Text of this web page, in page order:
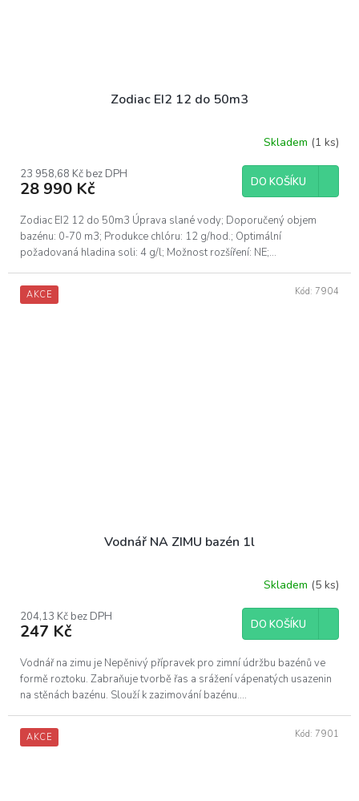
Zodiac EI2 12 do 50m3
Skladem (1 ks)
23 958,68 Kč bez DPH
28 990 Kč DO KOŠÍKU
Zodiac EI2 12 do 50m3 Úprava slané vody; Doporučený objem
bazénu: 0-70 m3; Produkce chlóru: 12 g/hod.; Optimální
požadovaná hladina soli: 4 g/l; Možnost rozšíření: NE;...
AKCE
Vodnář NA ZIMU bazén 1l
Skladem (5 ks)
204,13 Kč bez DPH
247 Kč DO KOŠÍKU
Vodnář na zimu je Nepěnivý přípravek pro zimní údržbu bazénů ve
formě roztoku. Zabraňuje tvorbě řas a srážení vápenatých usazenin
na stěnách bazénu. Slouží k zazimování bazénu....
Kód: 7904
AKCE Kód: 7901